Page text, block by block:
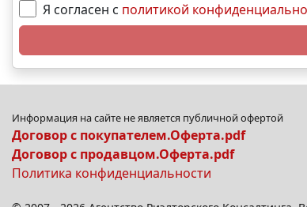
Я согласен с политикой
Информация на сайте не является публичной офертой
Договор с покупателем.Оферта.pdf
Договор с продавцом.Оферта.pdf
Политика конфиденциальности